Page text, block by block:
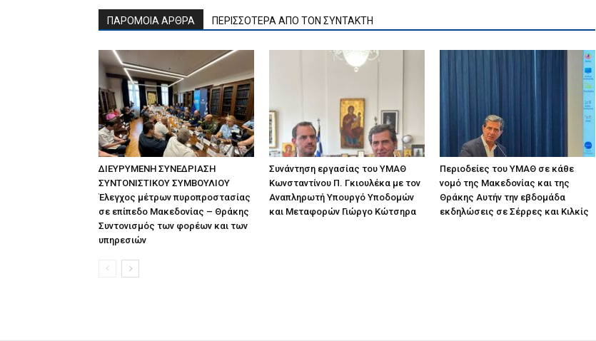
ΠΑΡΟΜΟΙΑ ΑΡΘΡΑ ΠΕΡΙΣΣΟΤΕΡΑ ΑΠΟ ΤΟΝ ΣΥΝΤΑΚΤΗ
ΔΙΕΥΡΥΜΕΝΗ ΣΥΝΕΔΡΙΑΣΗ
ΣΥΝΤΟΝΙΣΤΙΚΟΥ ΣΥΜΒΟΥΛΙΟΥ
Έλεγχος μέτρων πυροπροστασίας
σε επίπεδο Μακεδονίας – Θράκης
Συντονισμός των φορέων και των
υπηρεσιών
Συνάντηση εργασίας του ΥΜΑΘ
Κωνσταντίνου Π. Γκιουλέκα με τον
Αναπληρωτή Υπουργό Υποδομών
και Μεταφορών Γιώργο Κώτσηρα
Περιοδείες του ΥΜΑΘ σε κάθε
νομό της Μακεδονίας και της
Θράκης Αυτήν την εβδομάδα
εκδηλώσεις σε Σέρρες και Κιλκίς